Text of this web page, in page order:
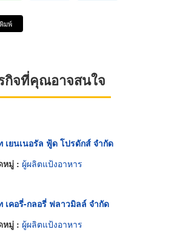
พิมพ์
กิจที่คุณอาจสนใจ
เยนเนอรัล ฟู้ด โปรดักส์ จำกัด
หมู่ : ผู้ผลิตแป้งอาหาร
เคอรี่-กลอรี่ ฟลาวมิลล์ จำกัด
หมู่ : ผู้ผลิตแป้งอาหาร